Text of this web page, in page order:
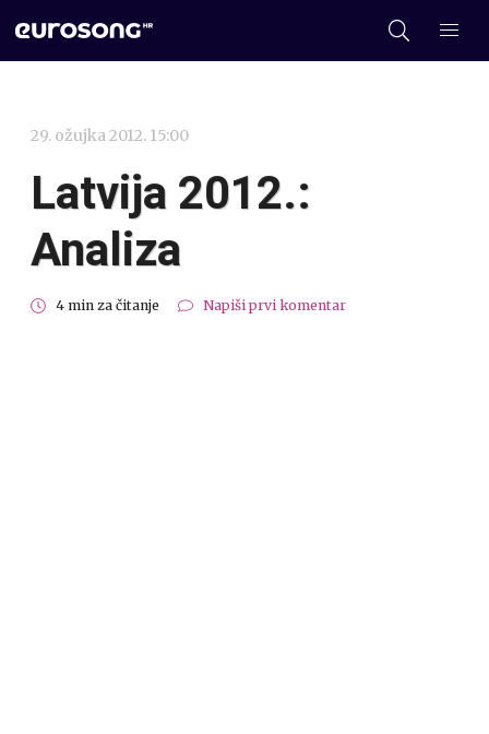
29. ožujka 2012. 15:00
Latvija 2012.:
Analiza
4 min za čitanje Napiši prvi komentar